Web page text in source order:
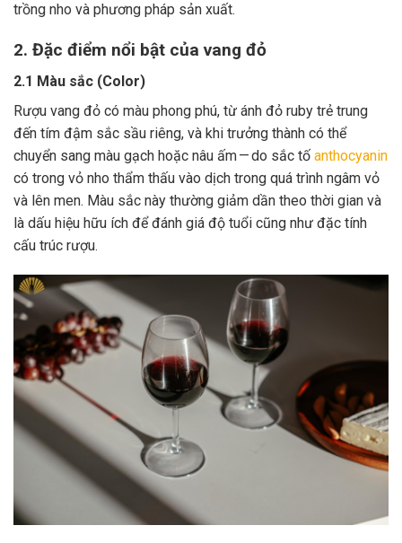
trồng nho và phương pháp sản xuất.
2. Đặc điểm nổi bật của vang đỏ
2.1 Màu sắc (Color)
Rượu vang đỏ có màu phong phú, từ ánh đỏ ruby trẻ trung
đến tím đậm sắc sầu riêng, và khi trưởng thành có thể
chuyển sang màu gạch hoặc nâu ấm — do sắc tố anthocyanin
có trong vỏ nho thẩm thấu vào dịch trong quá trình ngâm vỏ
và lên men. Màu sắc này thường giảm dần theo thời gian và
là dấu hiệu hữu ích để đánh giá độ tuổi cũng như đặc tính
cấu trúc rượu.